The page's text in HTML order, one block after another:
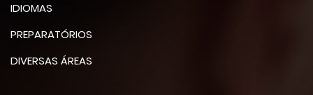
IDIOMAS
PREPARATÓRIOS
DIVERSAS ÁREAS